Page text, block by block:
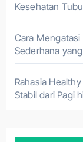
Kesehatan
Cara
Sederhana
Rahasia
Stabil dari Pagi